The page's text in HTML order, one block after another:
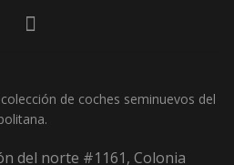
de coches seminuevos del
del norte #1161, Colonia